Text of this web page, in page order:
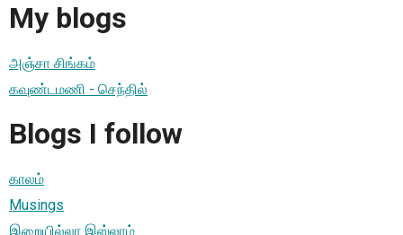
My blogs
அஞ்சா சிங்கம்
கவுண்டமணி - செந்தில்
Blogs I follow
காலம்
Musings
இறையில்லா இஸ்லாம்